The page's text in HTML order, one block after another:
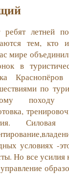
ребят летней
тем, кто
мире
в
по
походу
Силовая
условиях -
Но все